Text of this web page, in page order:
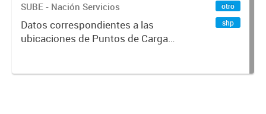
SUBE - Nación Servicios
Datos correspondientes a las
ubicaciones de Puntos de Carga
otro
shp